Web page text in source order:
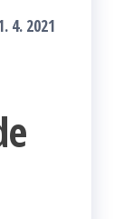
4. 2021